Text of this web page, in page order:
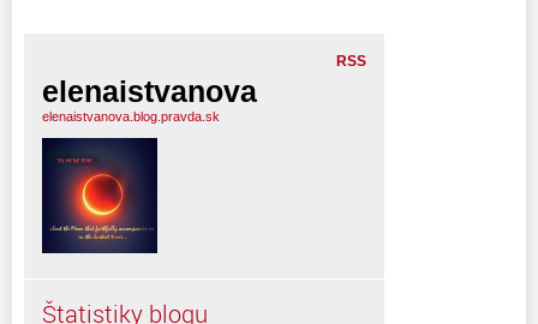
RSS
elenaistvanova
elenaistvanova.blog.pravda.sk
Štatistiky blogu